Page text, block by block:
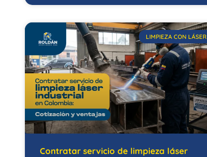
LIMPIEZA CON LÁSER
Contratar servicio de limpieza láser